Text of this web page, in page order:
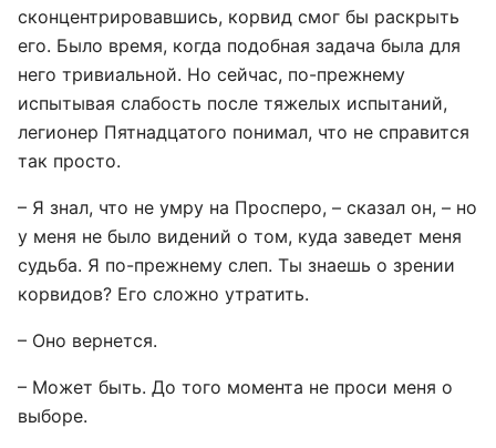
сконцентрировавшись, корвид смог бы раскрыть
его. Было время, когда подобная задача была для
него тривиальной. Но сейчас, по-прежнему
испытывая слабость после тяжелых испытаний,
легионер Пятнадцатого понимал, что не справится
так просто.
– Я знал, что не умру на Просперо, – сказал он, – но
у меня не было видений о том, куда заведет меня
судьба. Я по-прежнему слеп. Ты знаешь о зрении
корвидов? Его сложно утратить.
– Оно вернется.
– Может быть. До того момента не проси меня о
выборе.